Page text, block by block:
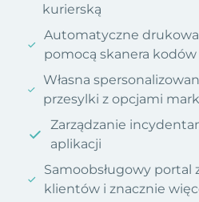
kurierską
Automatyczne
pomocą skanera
Własna
przesylki z opcjami
Zarządzanie
aplikacji
Samoobsługowy portal
klientów i znacznie